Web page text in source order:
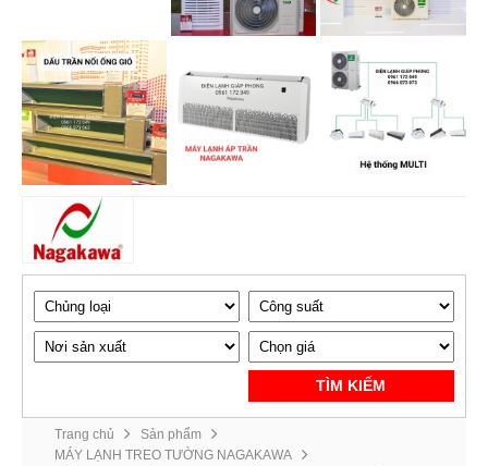
TÌM KIẾM
Trang chủ
Sản phẩm
MÁY LẠNH TREO TƯỜNG NAGAKAWA